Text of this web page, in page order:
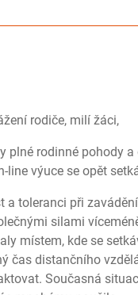
rodiče, milí žáci,
plné rodinné pohody
výuce se opět
toleranci při
silami
místem, kde se
čas distančního
Současná